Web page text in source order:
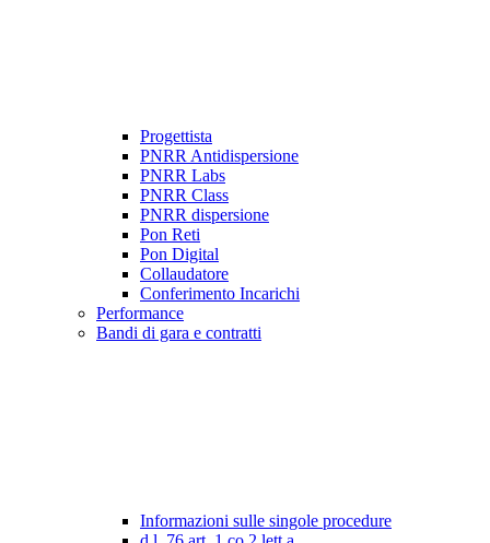
Progettista
PNRR Antidispersione
PNRR Labs
PNRR Class
PNRR dispersione
Pon Reti
Pon Digital
Collaudatore
Conferimento Incarichi
Performance
Bandi di gara e contratti
Informazioni sulle singole procedure